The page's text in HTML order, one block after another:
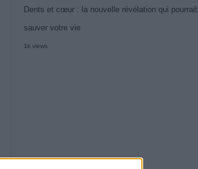
Dents et cœur : la nouvelle révélation qui pourrait
sauver votre vie
1k views